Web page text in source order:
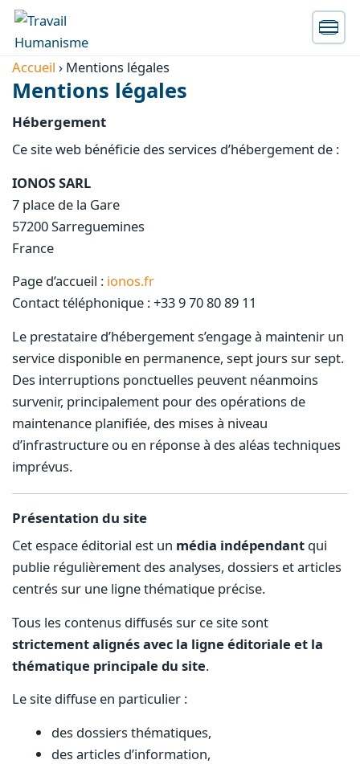
Accueil ›Mentions légales
Mentions légales
Hébergement
Ce site web bénéficie des services d’hébergement de :
IONOS SARL
7 place de la Gare
57200 Sarreguemines
France
Page d’accueil : ionos.fr
Contact téléphonique : +33 9 70 80 89 11
Le prestataire d’hébergement s’engage à maintenir un
service disponible en permanence, sept jours sur sept.
Des interruptions ponctuelles peuvent néanmoins
survenir, principalement pour des opérations de
maintenance planifiée, des mises à niveau
d’infrastructure ou en réponse à des aléas techniques
imprévus.
Présentation du site
Cet espace éditorial est un média indépendantqui
publie régulièrement des analyses, dossiers et articles
centrés sur une ligne thématique précise.
Tous les contenus diffusés sur ce site sont
strictement alignés avec la ligne éditoriale et la
thématique principale du site.
Le site diffuse en particulier :
des dossiers thématiques,
des articles d’information,